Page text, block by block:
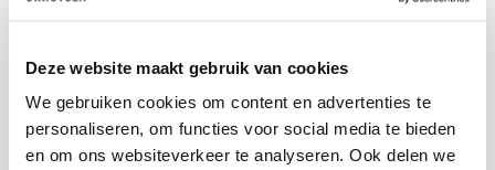
Deze website maakt gebruik van cookies
We gebruiken cookies om content en advertenties te
personaliseren, om functies voor social media te bieden
en om ons websiteverkeer te analyseren. Ook delen we
Blijf op de hoogte
Ontvang het laatste wijnnieuws, proeverijen en
evenementen